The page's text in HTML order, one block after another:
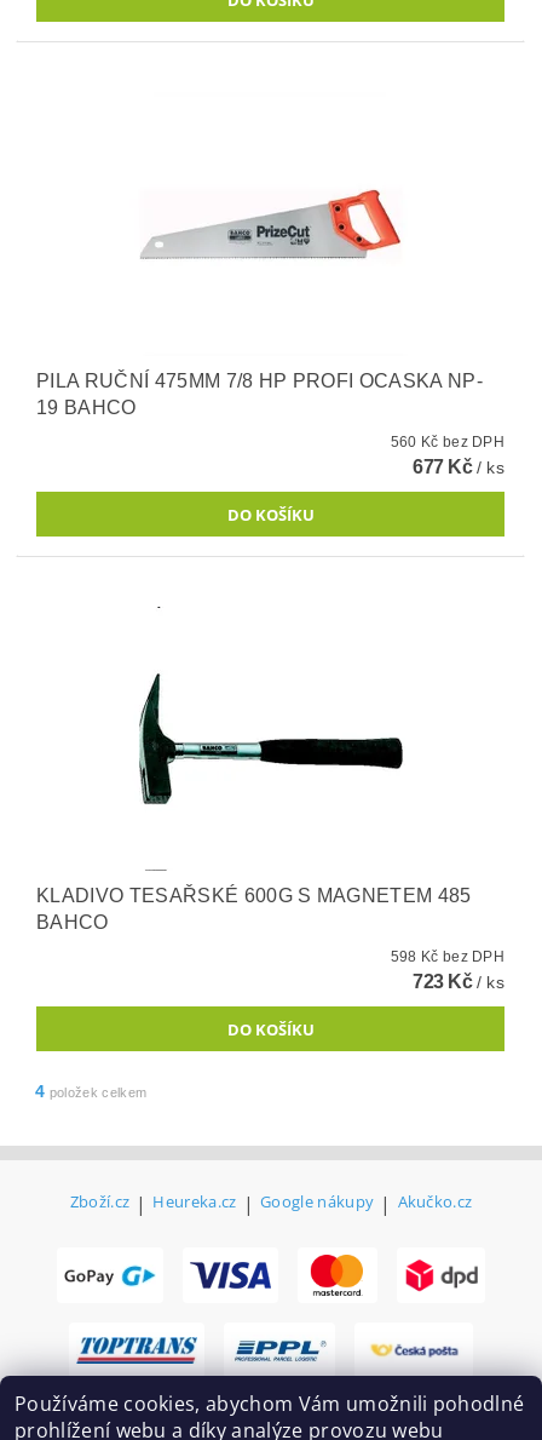
PILA RUČNÍ 475MM 7/8 HP PROFI OCASKA NP-
19 BAHCO
560 Kč bez DPH
677 Kč/ ks
KLADIVO TESAŘSKÉ 600G S MAGNETEM 485
BAHCO
598 Kč bez DPH
723 Kč/ ks
4 položek celkem
Zboží.cz | Heureka.cz | Google nákupy | Akučko.cz
Používáme cookies, abychom Vám umožnili pohodlné
prohlížení webu a díky analýze provozu webu